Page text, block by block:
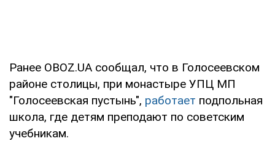
Ранее OBOZ.UA сообщал, что в Голосеевском
районе столицы, при монастыре УПЦ МП
"Голосеевская пустынь", работает подпольная
школа, где детям преподают по советским
учебникам.